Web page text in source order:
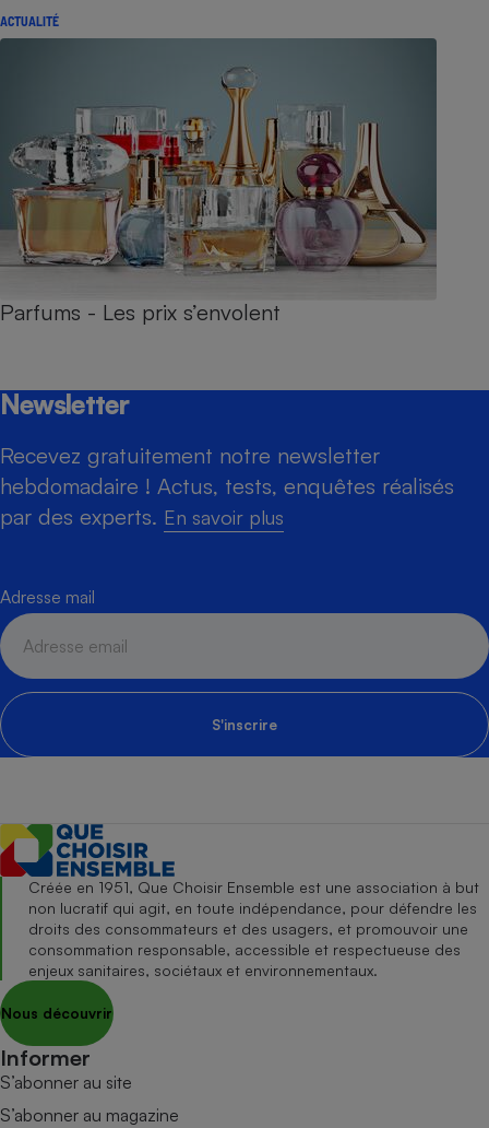
ACTUALITÉ
Parfums - Les prix s’envolent
Newsletter
Recevez gratuitement notre newsletter
hebdomadaire ! Actus, tests, enquêtes réalisés
par des experts. En savoir plus
Adresse mail
S'inscrire
Créée en 1951, Que Choisir Ensemble est une association à but
non lucratif qui agit, en toute indépendance, pour défendre les
droits des consommateurs et des usagers, et promouvoir une
consommation responsable, accessible et respectueuse des
enjeux sanitaires, sociétaux et environnementaux.
Nous découvrir
Informer
S’abonner au site
S’abonner au magazine